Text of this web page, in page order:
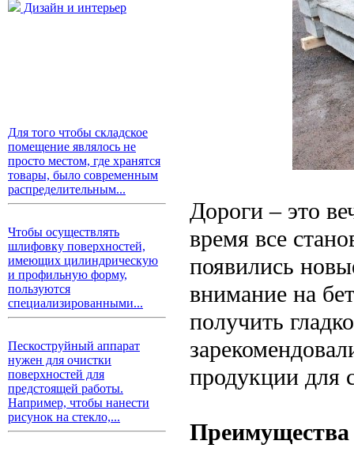
Дизайн и интерьер
Для того чтобы складское
помещение являлось не
просто местом, где хранятся
товары, было современным
распределительным...
Чтобы осуществлять
шлифовку поверхностей,
имеющих цилиндрическую
и профильную форму,
пользуются
специализированными...
Пескоструйный аппарат
нужен для очистки
поверхностей для
предстоящей работы.
Например, чтобы нанести
рисунок на стекло,...
Дороги – это
время все
появились
внимание на
получить
продукции для